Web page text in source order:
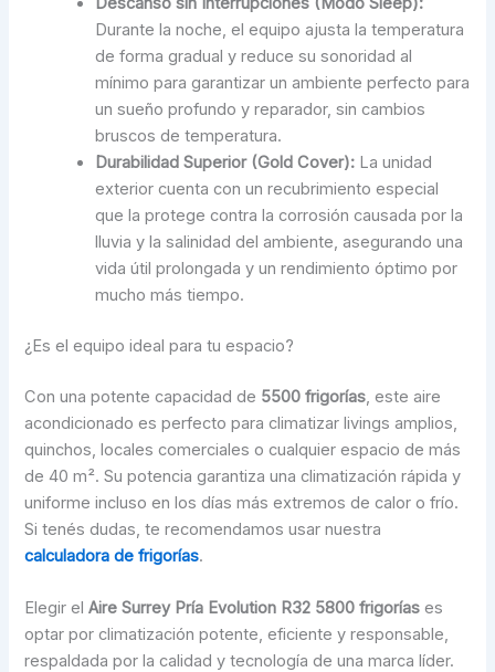
Durante la noche, el equipo ajusta la temperatura
de forma gradual y reduce su sonoridad al
mínimo para garantizar un ambiente perfecto para
un sueño profundo y reparador, sin cambios
bruscos de temperatura.
Durabilidad Superior (Gold Cover): La unidad
exterior cuenta con un recubrimiento especial
que la protege contra la corrosión causada por la
lluvia y la salinidad del ambiente, asegurando una
vida útil prolongada y un rendimiento óptimo por
mucho más tiempo.
¿Es el equipo ideal para tu espacio?
Con una potente capacidad de 5500 frigorías, este aire
acondicionado es perfecto para climatizar livings amplios,
quinchos, locales comerciales o cualquier espacio de más
de 40 m². Su potencia garantiza una climatización rápida y
uniforme incluso en los días más extremos de calor o frío.
Si tenés dudas, te recomendamos usar nuestra
calculadora de frigorías.
Elegir elAire Surrey Pría Evolution R32 5800 frigorías es
optar por climatización potente, eficiente y responsable,
respaldada por la calidad y tecnología de una marca líder.